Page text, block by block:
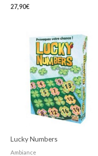
27,90€
Lucky Numbers
Ambiance